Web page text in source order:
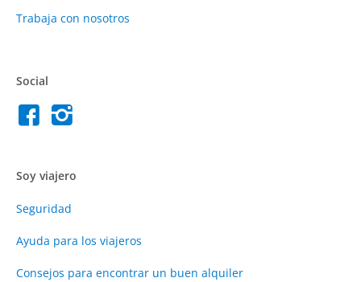
Trabaja con nosotros
Social
Soy viajero
Seguridad
Ayuda para los viajeros
Consejos para encontrar un buen alquiler